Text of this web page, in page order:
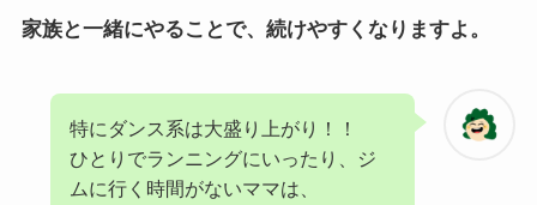
家族と一緒にやることで、続けやすくなりますよ。
特にダンス系は大盛り上がり！！
ひとりでランニングにいったり、ジ
ムに行く時間がないママは、